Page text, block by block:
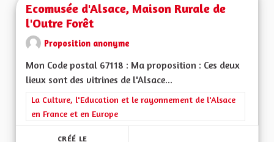
Ecomusée d'Alsace, Maison Rurale de
l'Outre Forêt
Proposition anonyme
Mon Code postal 67118 : Ma proposition : Ces deux
lieux sont des vitrines de l'Alsace...
Filtrer les résultats de la catégorie : La Culture, l'Education et
La Culture, l'Education et le rayonnement de l'Alsace
en France et en Europe
CRÉÉ LE